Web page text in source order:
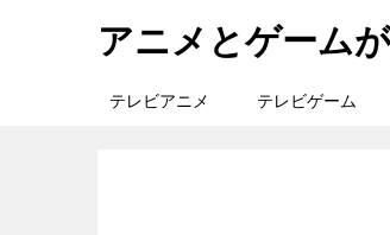
アニメとゲーム
テレビアニメ テレビゲーム